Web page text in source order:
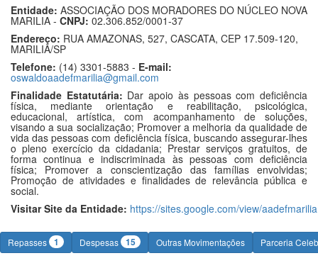
Entidade: ASSOCIAÇÃO DOS MORADORES DO NÚCLEO NOVA
MARILIA - CNPJ: 02.306.852/0001-37
Endereço: RUA AMAZONAS, 527, CASCATA, CEP 17.509-120,
MARILIA/SP
Telefone: (14) 3301-5883 - E-mail:
oswaldoaadefmarilia@gmail.com
Finalidade Estatutária: Dar apoio às pessoas com deficiência
física, mediante orientação e reabilitação, psicológica,
educacional, artística, com acompanhamento de soluções,
visando a sua socialização; Promover a melhoria da qualidade de
vida das pessoas com deficiência física, buscando assegurar-lhes
o pleno exercício da cidadania; Prestar serviços gratuitos, de
forma continua e indiscriminada às pessoas com deficiência
física; Promover a conscientização das famílias envolvidas;
Promoção de atividades e finalidades de relevância pública e
social.
Visitar Site da Entidade: https://sites.google.com/view/aadefmarilia
Repasses 1 Despesas 15 Outras Movimentações Parceria